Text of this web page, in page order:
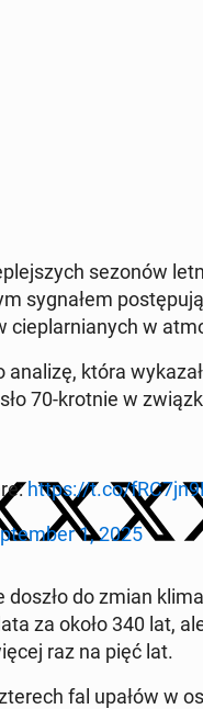
sezonów
sy­gna­łem
cie­plar­nia­nych w
analizę, która
70-krotnie w
https://t.co/
1, 2025
do zmian
za około 340 lat,
raz na pięć lat.
fal upałów w